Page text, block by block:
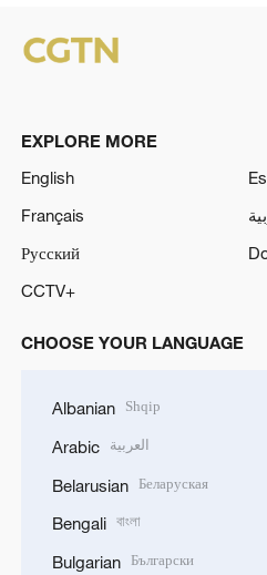
EXPLORE MORE
English
Français
Русский
CCTV+
CHOOSE YOUR LANGUAGE
Albanian Shqip
Arabic العربية
Belarusian Беларуская
Bengali বাংলা
Bulgarian Български